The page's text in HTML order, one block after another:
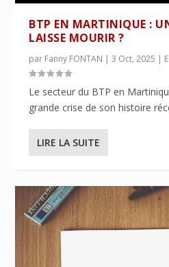
BTP EN MARTINIQUE :
LAISSE MOURIR ?
par Fanny FONTAN |3 Oct, 2025 |
Le secteur du BTP en
grande crise de son histoire
LIRE LA SUITE